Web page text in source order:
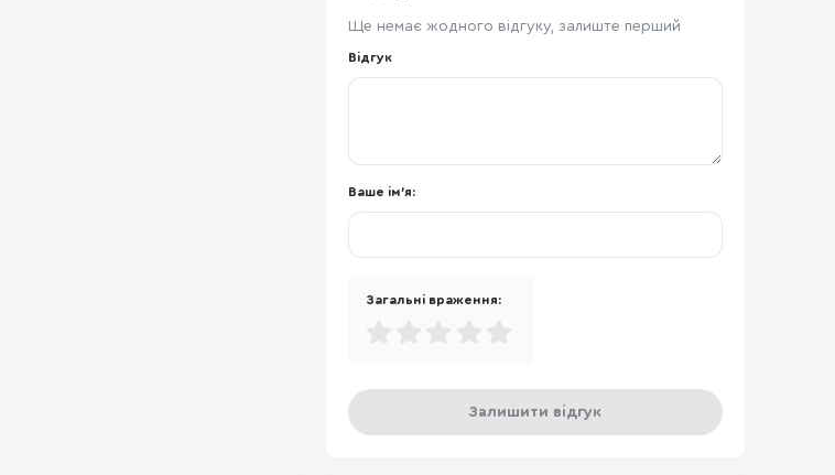
Ще немає жодного відгуку, залиште перший
Відгук
Ваше ім'я:
Загальні враження:
Залишити відгук